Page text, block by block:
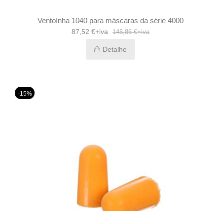
Ventoínha 1040 para máscaras da série 4000
87,52 €+iva 145,86 €+iva
Detalhe
-15%